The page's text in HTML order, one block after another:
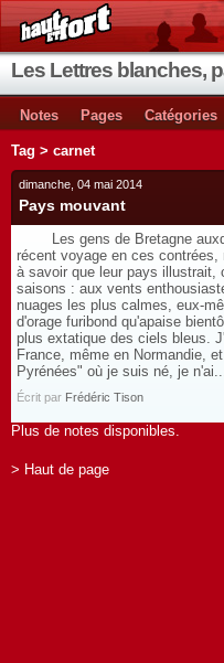
Les Lettres blanches,
Notes Pages Catégories
Tag > carnet
dimanche, 04 mai 2014
Pays mouvant
Les gens de Bretagne
récent voyage en ces
à savoir que leur pays illustrait,
saisons : aux vents
nuages les plus calmes, eux-
d'orage furibond qu'apaise
plus extatique des ciels bleus.
France, même en Normandie,
Pyrénées" où je suis né, je
Écrit par Frédéric Tison
Plus de notes disponibles.
> Haut de page